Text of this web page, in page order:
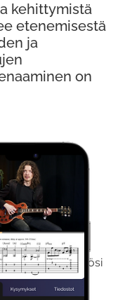
käyttöösi
kehittymistä
etenemisestä
ja
on